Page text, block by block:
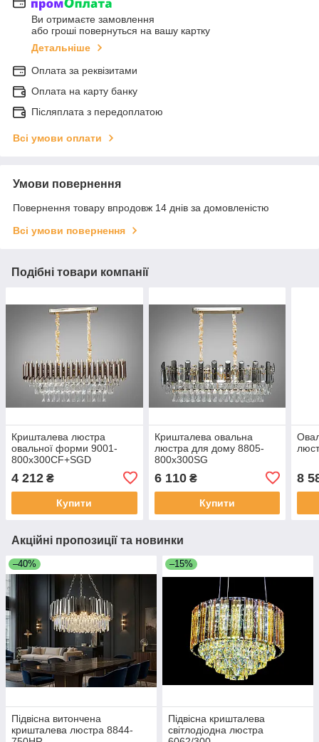
Ви отримаєте замовлення
або гроші повернуться на вашу картку
Детальніше
Оплата за реквізитами
Оплата на карту банку
Післяплата з передоплатою
Всі умови оплати
Умови повернення
Повернення товару впродовж 14 днів за домовленістю
Всі умови повернення
Подібні товари компанії
Кришталева люстра
овальної форми 9001-
800x300CF+SGD
4 212 ₴
Купити
Кришталева овальна
люстра для дому 8805-
800x300SG
6 110₴
Купити
8
Акційні пропозиції та новинки
–40%
Підвісна витончена
кришталева люстра 8844-
–15%
Підвісна кришталева
світлодіодна люстра